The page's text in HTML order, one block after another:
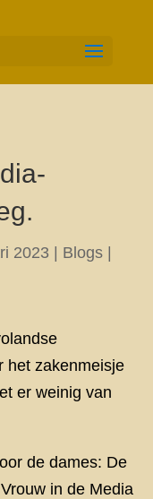
2023| Blogs|
het zakenmeisje
er weinig van
de dames: De
in de Media